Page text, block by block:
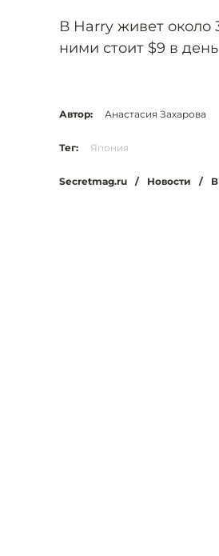
В Harry живет около
ними стоит $9 в
Автор: Анастасия Захарова
Тег: Япония
Secretmag.ru / Новости /